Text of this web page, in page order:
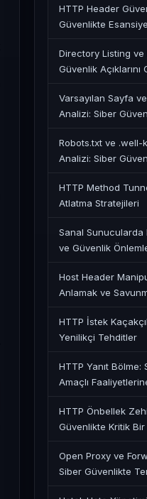
HTTP Header
Güvenlikte
Directory Listing ve
Güvenlik Açıklarını
Varsayılan Sayfa
Analizi: Siber
Robots.txt ve .well-
Analizi: Siber
HTTP Method
Atlatma Stratejileri
Sanal Sunucularda
ve Güvenlik
Host Header
Anlamak ve
HTTP İstek
Yenilikçi Tehditler
HTTP Yanıt Bölme:
Amaçlı
HTTP Önbellek
Güvenlikte Kritik
Open Proxy ve
Siber Güvenlikte